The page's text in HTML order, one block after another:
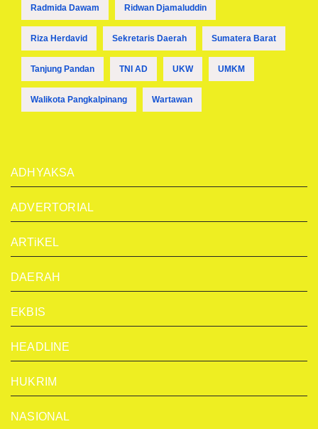
Radmida Dawam Ridwan Djamaluddin
Riza Herdavid Sekretaris Daerah Sumatera Barat
Tanjung Pandan TNI AD UKW UMKM
Walikota Pangkalpinang Wartawan
ADHYAKSA
ADVERTORIAL
ARTiKEL
DAERAH
EKBIS
HEADLINE
HUKRIM
NASIONAL